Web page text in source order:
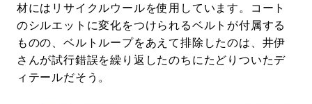
材にはリサイクルウールを使用しています。コート
のシルエットに変化をつけられるベルトが付属する
ものの、ベルトループをあえて排除したのは、井伊
さんが試行錯誤を繰り返したのちにたどりついたデ
ィテールだそう。